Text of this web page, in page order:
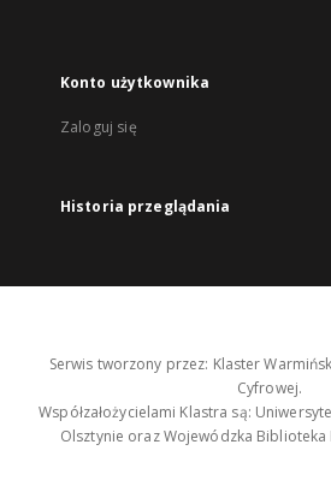
Konto użytkownika
Zaloguj się
Historia przeglądania
Serwis tworzony przez: Klaster
Cyfrowej.
Współzałożycielami Klastra są:
Olsztynie oraz Wojewódzka Biblioteka